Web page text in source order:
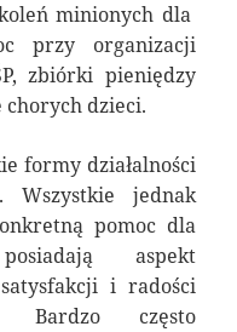
minionych dla
przy organizacji
zbiórki pieniędzy
chorych dzieci.
formy działalności
Wszystkie jednak
pomoc dla
aspekt
i radości
Bardzo często